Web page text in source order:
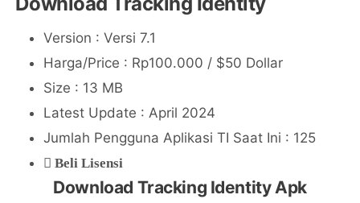
Version : Versi 7.1
Harga/Price : Rp100.000 / $50 Dollar
Size : 13 MB
Latest Update : April 2024
Jumlah Pengguna Aplikasi TI Saat Ini : 125
Beli Lisensi
Download Tracking Identity Apk